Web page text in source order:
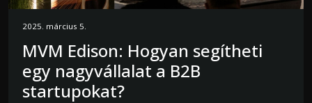
2025. március 5.
MVM Edison: Hogyan segítheti
egy nagyvállalat a B2B
startupokat?